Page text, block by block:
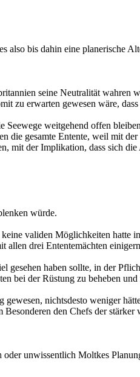
also bis dahin eine planerische
seine Neutralität wahren
zu erwarten gewesen wäre,
Seewege weitgehend offen
die gesamte Entente, weil mit
mit der Implikation, dass sich
würde.
validen Möglichkeiten hatte
drei Ententemächten
gesehen haben sollte, in der
bei der Rüstung zu beheben
nichtsdesto weniger
den Chefs der
unwissentlich Moltkes